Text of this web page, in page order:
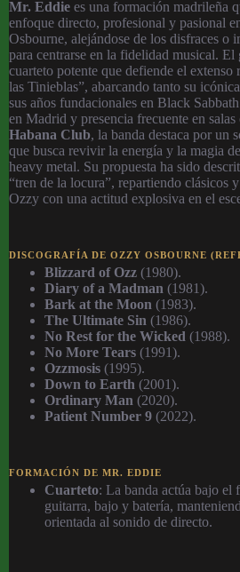
Mr. Eddie es una formación madrileña
enfoque directo, profesional y pasional
Osbourne, alejándose de los disfraces o
para centrarse en la fidelidad musical. El
cuarteto potente que defiende el
las Tinieblas”, abarcando tanto su
sus años fundacionales en Black
en Madrid y presencia frecuente en salas
Habana Club, la banda destaca por un
que busca revivir la energía y la magia
heavy metal. Su propuesta ha sido
“tren de la locura”, repartiendo clásicos
Ozzy con una actitud explosiva en el
DISCOGRAFÍA DE OZZY OSBOURNE
Blizzard of Ozz (1980).
Diary of a Madman (1981).
Bark at the Moon (1983).
The Ultimate Sin (1986).
No Rest for the Wicked (1988).
No More Tears (1991).
Ozzmosis (1995).
Down to Earth (2001).
Ordinary Man (2020).
Patient Number 9 (2022).
FORMACIÓN DE MR. EDDIE
Cuarteto: La banda actúa bajo el
guitarra, bajo y batería,
orientada al sonido de directo.